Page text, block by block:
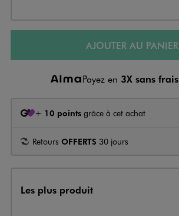
AJOUTER AU PANIER
Payez en 3X sans frais
+ 10 points grâce à cet achat
Retours OFFERTS 30 jours
Les plus produit